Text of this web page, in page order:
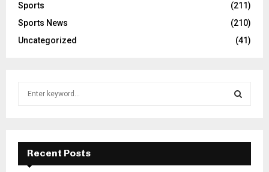
Sports
(211)
Sports News
(210)
Uncategorized
(41)
f
E
A
Recent Posts